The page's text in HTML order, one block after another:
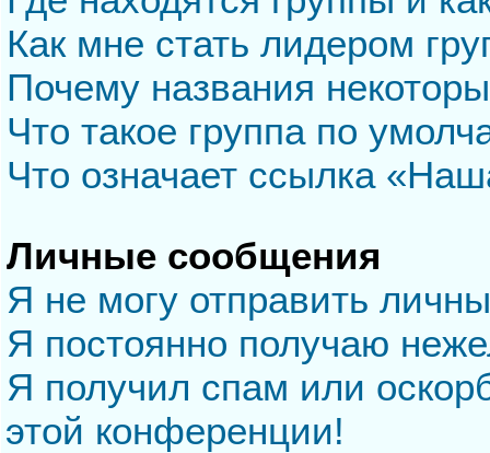
Как мне стать лидером
Почему названия
Что такое группа по
Что означает ссылка
Личные сообщения
Я не могу отправить
Я постоянно получаю
Я получил спам или
этой конференции!